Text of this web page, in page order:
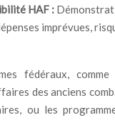
HAF :
imprévues,
fédéraux,
des anciens
ou les